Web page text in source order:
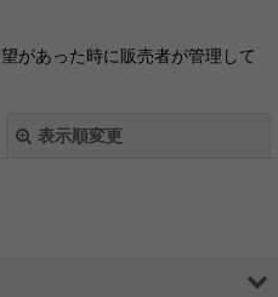
があった時に販売者が管理して
表示順変更